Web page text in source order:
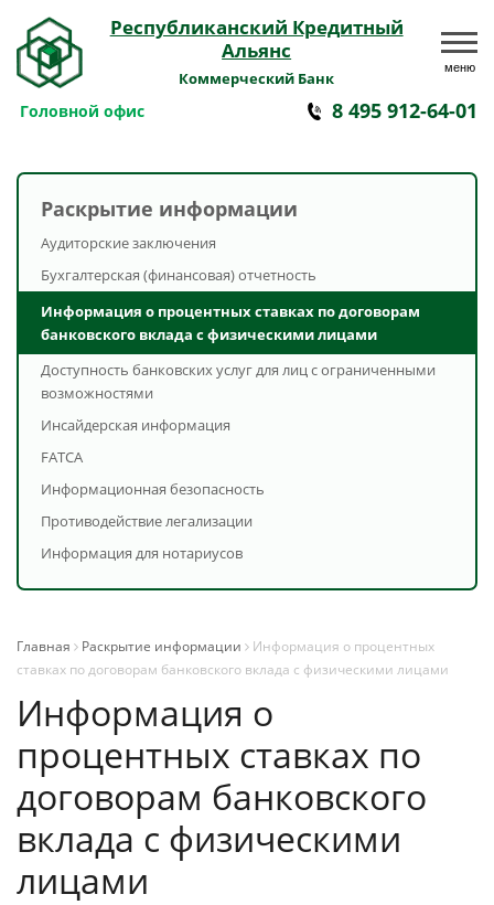
Республиканский Кредитный
Альянс
Коммерческий Банк
меню
Головной офис 8 495 912-64-01
Раскрытие информации
Аудиторские заключения
Бухгалтерская (финансовая) отчетность
Информация о процентных ставках по договорам
банковского вклада с физическими лицами
Доступность банковских услуг для лиц с ограниченными
возможностями
Инсайдерская информация
FATCA
Информационная безопасность
Противодействие легализации
Информация для нотариусов
Главная Раскрытие информации
Информация о процентных
ставках по договорам банковского вклада с физическими лицами
Информация о
процентных ставках по
договорам банковского
вклада с физическими
лицами